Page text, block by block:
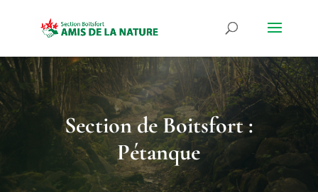
Section de Boitsfort :
Pétanque